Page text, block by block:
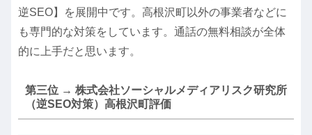
逆SEO】を展開中です。高根沢町以外の事業者などに
も専門的な対策をしています。通話の無料相談が全体
的に上手だと思います。
第三位 → 株式会社ソーシャルメディアリスク研究所
（逆SEO対策）高根沢町評価